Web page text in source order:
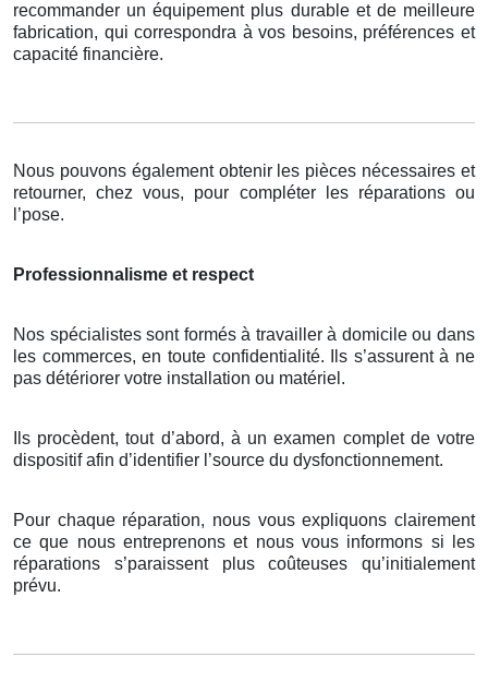
recommander un équipement plus durable et de meilleure
fabrication, qui correspondra à vos besoins, préférences et
capacité financière.
Nous pouvons également obtenir les pièces nécessaires et
retourner, chez vous, pour compléter les réparations ou
l’pose.
Professionnalisme et respect
Nos spécialistes sont formés à travailler à domicile ou dans
les commerces, en toute confidentialité. Ils s’assurent à ne
pas détériorer votre installation ou matériel.
Ils procèdent, tout d’abord, à un examen complet de votre
dispositif afin d’identifier l’source du dysfonctionnement.
Pour chaque réparation, nous vous expliquons clairement
ce que nous entreprenons et nous vous informons si les
réparations s’paraissent plus coûteuses qu’initialement
prévu.